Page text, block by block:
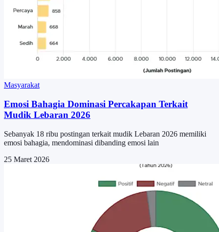
Masyarakat
Emosi Bahagia Dominasi Percakapan Terkait
Mudik Lebaran 2026
Sebanyak 18 ribu postingan terkait mudik Lebaran 2026 memiliki
emosi bahagia, mendominasi dibanding emosi lain
25 Maret 2026